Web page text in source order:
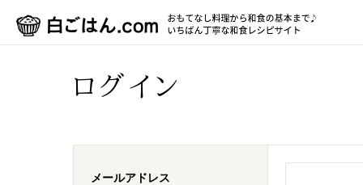
ログイン
メールアドレス